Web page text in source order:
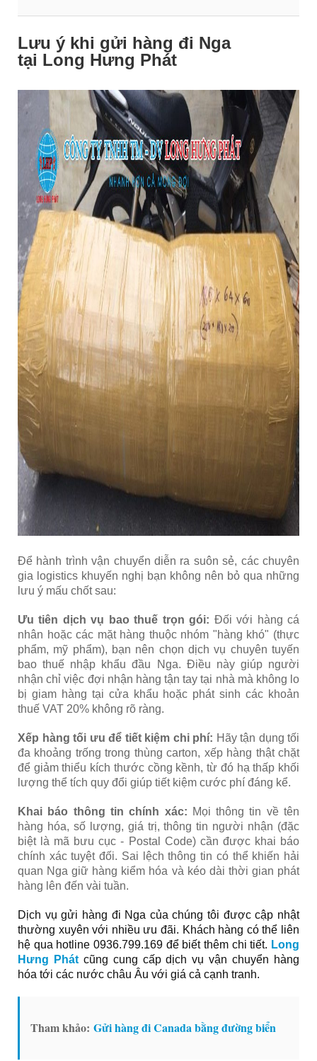
Lưu ý khi gửi hàng đi Nga
tại Long Hưng Phát
Để hành trình vận chuyển diễn ra suôn sẻ, các chuyên
gia logistics khuyến nghị bạn không nên bỏ qua những
lưu ý mấu chốt sau:
Ưu tiên dịch vụ bao thuế trọn gói: Đối với hàng cá
nhân hoặc các mặt hàng thuộc nhóm "hàng khó" (thực
phẩm, mỹ phẩm), bạn nên chọn dịch vụ chuyên tuyến
bao thuế nhập khẩu đầu Nga. Điều này giúp người
nhận chỉ việc đợi nhận hàng tận tay tại nhà mà không lo
bị giam hàng tại cửa khẩu hoặc phát sinh các khoản
thuế VAT 20% không rõ ràng.
Xếp hàng tối ưu để tiết kiệm chi phí: Hãy tận dụng tối
đa khoảng trống trong thùng carton, xếp hàng thật chặt
để giảm thiểu kích thước cồng kềnh, từ đó hạ thấp khối
lượng thể tích quy đổi giúp tiết kiệm cước phí đáng kể.
Khai báo thông tin chính xác: Mọi thông tin về tên
hàng hóa, số lượng, giá trị, thông tin người nhận (đặc
biệt là mã bưu cục - Postal Code) cần được khai báo
chính xác tuyệt đối. Sai lệch thông tin có thể khiến hải
quan Nga giữ hàng kiểm hóa và kéo dài thời gian phát
hàng lên đến vài tuần.
Dịch vụ gửi hàng đi Nga của chúng tôi được cập nhật
thường xuyên với nhiều ưu đãi. Khách hàng có thể liên
hệ qua hotline 0936.799.169 để biết thêm chi tiết. Long
Hưng Phátcũng cung cấp dịch vụ vận chuyển hàng
hóa tới các nước châu Âu với giá cả cạnh tranh.
Tham khảo: Gửi hàng đi Canada bằng đường biển